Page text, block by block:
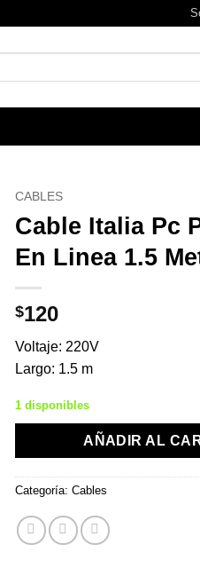
CABLES
Cable Italia Pc
En Linea 1.5
$120
Voltaje: 220V
Largo: 1.5 m
1 disponibles
AÑADIR AL
Categoría: Cables